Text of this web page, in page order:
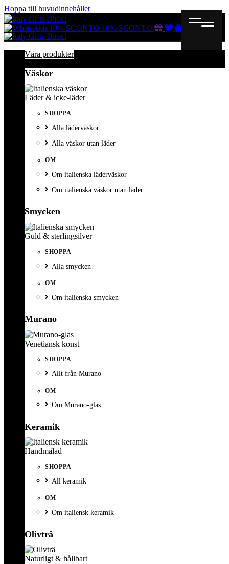
Hoppa till huvudinnehållet
10% SCONTO 10% SCONTO Gutscheine
Wunschliste
Warenkorb
Våra produkter
Väskor
Läder & icke-läder
SHOPPA
Alla läderväskor
Alla väskor utan läder
OM
Om italienska läderväskor
Om italienska väskor utan läder
Smycken
Guld & sterlingsilver
SHOPPA
Alla smycken
OM
Om italienska smycken
Murano
Venetiansk konst
SHOPPA
Allt från Murano
OM
Om Murano-glas
Keramik
Handmålad
SHOPPA
All keramik
OM
Om italiensk keramik
Olivträ
Naturligt & hållbart